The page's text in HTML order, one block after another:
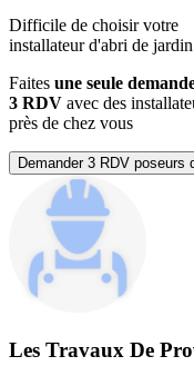
Difficile de choisir votre
installateur d'abri de jardin
Faites une seule
3 RDV avec des
près de chez vous
Demander 3 RDV poseurs
Les Travaux De